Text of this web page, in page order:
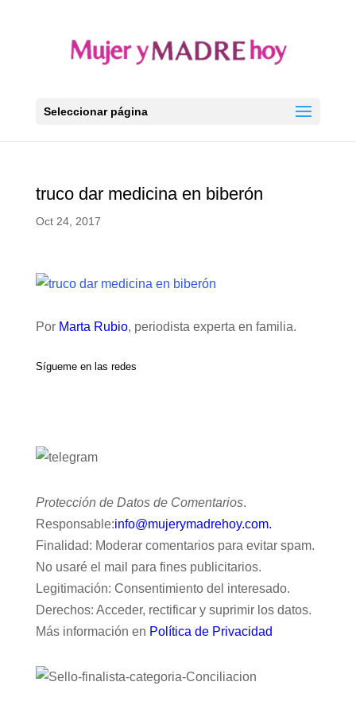
Seleccionar página
truco dar medicina en biberón
Oct 24, 2017
Por Marta Rubio, periodista experta en familia.
Sígueme en las redes
Protección de Datos de Comentarios.
Responsable:info@mujerymadrehoy.com.
Finalidad: Moderar comentarios para evitar spam.
No usaré el mail para fines publicitarios.
Legitimación: Consentimiento del interesado.
Derechos: Acceder, rectificar y suprimir los datos.
Más información en Política de Privacidad